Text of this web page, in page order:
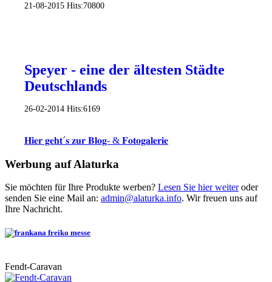
21-08-2015 Hits:70800
Speyer - eine der ältesten Städte
Deutschlands
26-02-2014 Hits:6169
𝐇𝐢𝐞𝐫 𝐠𝐞𝐡𝐭´𝐬 𝐳𝐮𝐫 𝐁𝐥𝐨𝐠- & 𝐅𝐨𝐭𝐨𝐠𝐚𝐥𝐞𝐫𝐢𝐞
Werbung auf Alaturka
Sie möchten für Ihre Produkte werben? Lesen Sie hier weiteroder
senden Sie eine Mail an: admin@alaturka.info. Wir freuen uns auf
Ihre Nachricht.
Fendt-Caravan